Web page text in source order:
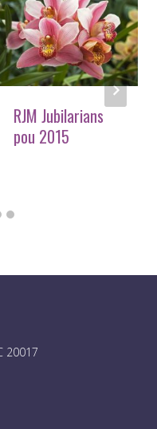
RJM Jubilarians
pou 2015
20017